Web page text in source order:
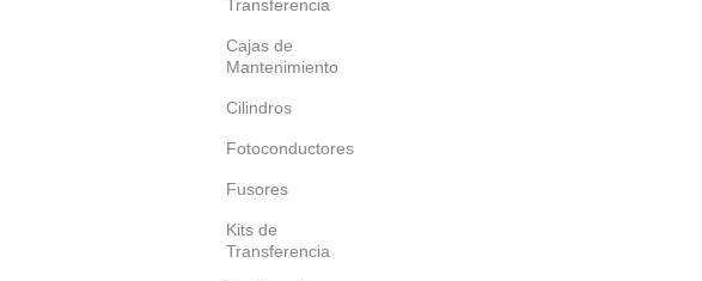
Transferencia
Cajas de
Mantenimiento
Cilindros
Fotoconductores
Fusores
Kits de
Transferencia